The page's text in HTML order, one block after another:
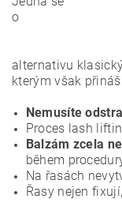
o
alternativu
kterým však
Nemusíte
Proces lash
Balzám zcela
během
Na řasách
Řasy nejen